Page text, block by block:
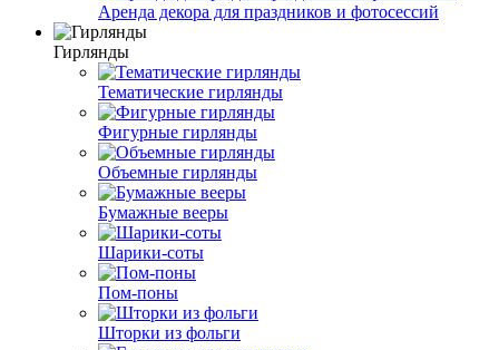
Аренда декора для праздников и фотосессий
Гирлянды
Тематические гирлянды
Фигурные гирлянды
Объемные гирлянды
Бумажные вееры
Шарики-соты
Пом-поны
Шторки из фольги